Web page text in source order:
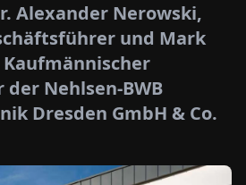
Alexander Nerowski,
und Mark
Kaufmännischer
Nehlsen-BWB
Dresden GmbH & Co.